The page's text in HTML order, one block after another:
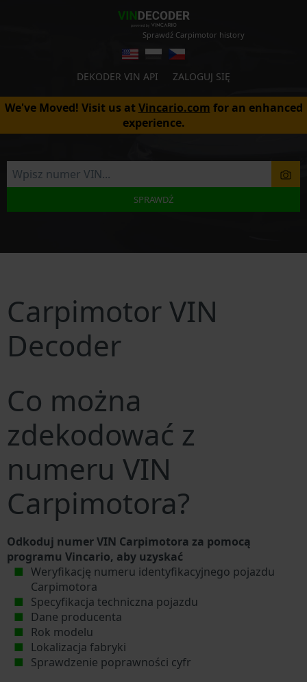
Sprawdź Carpimotor history
DEKODER VIN API ZALOGUJ SIĘ
We've Moved! Visit us atVincario.com for an enhanced
experience.
SPRAWDŹ
Carpimotor VIN
Decoder
Co można
zdekodować z
numeru VIN
Carpimotora?
Odkoduj numer VIN Carpimotora za pomocą
programu Vincario, aby uzyskać
Weryfikację numeru identyfikacyjnego pojazdu
Carpimotora
Specyfikacja techniczna pojazdu
Dane producenta
Rok modelu
Lokalizacja fabryki
Sprawdzenie poprawności cyfr